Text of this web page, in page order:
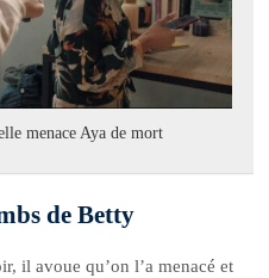
menace Aya de mort
de Betty
il avoue qu’on l’a menacé et